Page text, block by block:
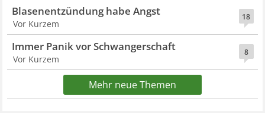
18
Blasenentzündung habe Angst
Vor Kurzem
8
Immer Panik vor Schwangerschaft
Vor Kurzem
Mehr neue Themen